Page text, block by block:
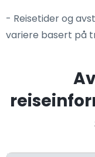
- Reisetider og
variere basert på